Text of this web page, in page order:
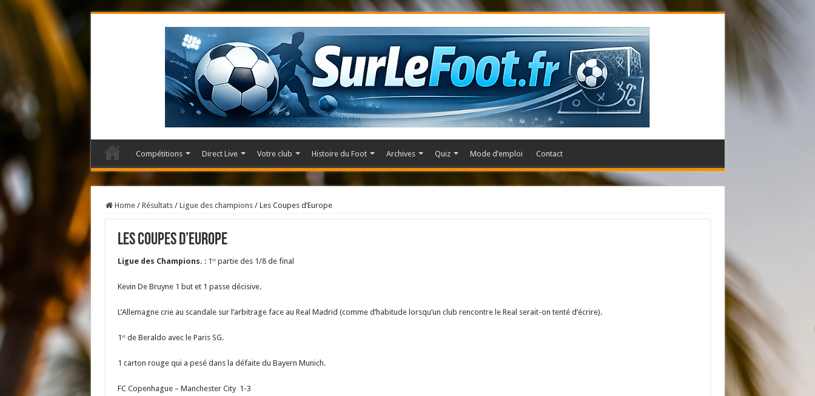
Compétitions Direct Live Votre club Histoire du Foot Archives Quiz Mode d’emploi Contact
Home / Résultats / Ligue des champions / Les Coupes d’Europe
Les Coupes d’Europe
Ligue des Champions. : 1ʳᵉ partie des 1/8 de final
Kevin De Bruyne 1 but et 1 passe décisive.
L’Allemagne crie au scandale sur l’arbitrage face au Real Madrid (comme d’habitude lorsqu’un club rencontre le Real serait-on tenté d’écrire).
1ʳᵉ de Beraldo avec le Paris SG.
1 carton rouge qui a pesé dans la défaite du Bayern Munich.
FC Copenhague – Manchester City 1-3